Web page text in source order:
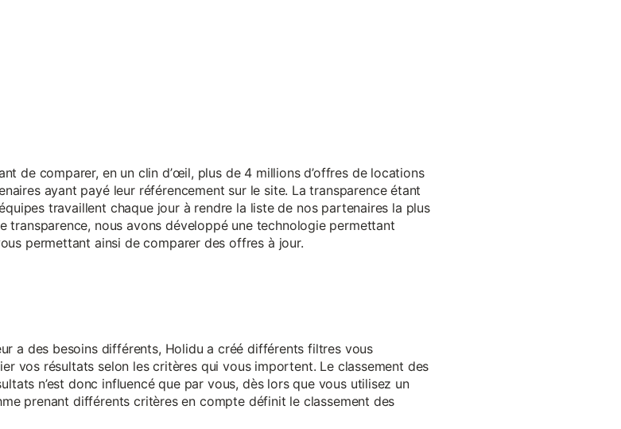
de comparer, en un clin d’œil, plus de 4 millions d’offres de locations
ayant payé leur référencement sur le site. La transparence étant
travaillent chaque jour à rendre la liste de nos partenaires la plus
transparence, nous avons développé une technologie permettant
permettant ainsi de comparer des offres à jour.
a des besoins différents, Holidu a créé différents filtres vous
vos résultats selon les critères qui vous importent. Le classement des
n’est donc influencé que par vous, dès lors que vous utilisez un
prenant différents critères en compte définit le classement des